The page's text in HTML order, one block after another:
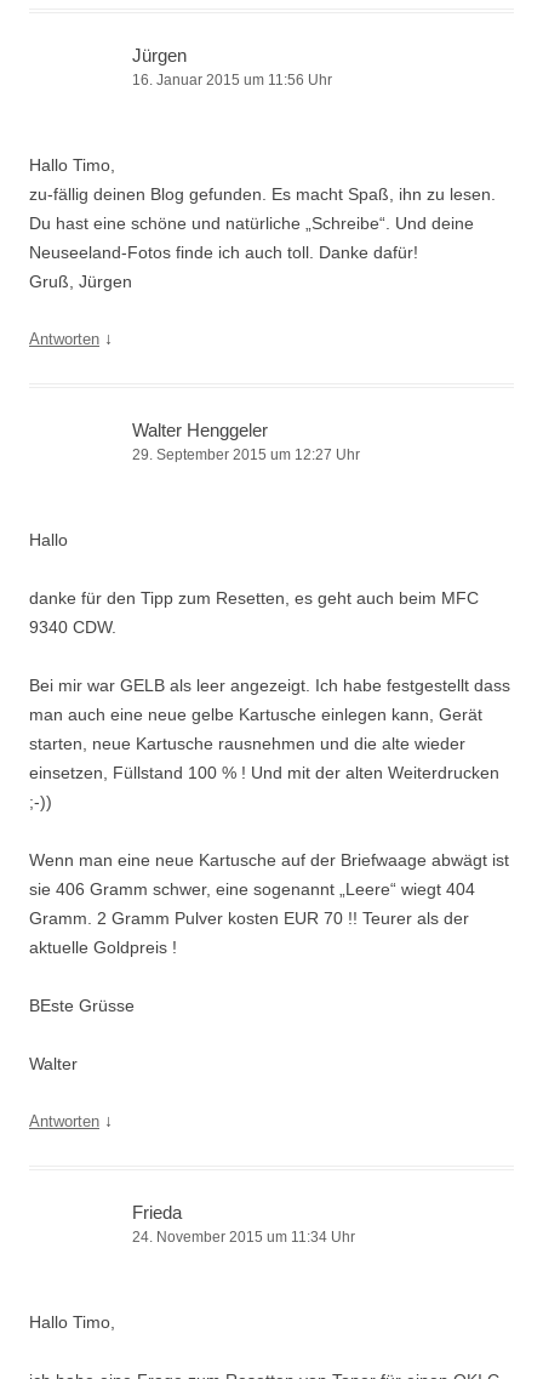
Jürgen
16. Januar 2015 um 11:56 Uhr
Hallo Timo,
zu-fällig deinen Blog gefunden. Es macht Spaß, ihn zu lesen.
Du hast eine schöne und natürliche „Schreibe“. Und deine
Neuseeland-Fotos finde ich auch toll. Danke dafür!
Gruß, Jürgen
Antworten ↓
Walter Henggeler
29. September 2015 um 12:27 Uhr
Hallo
danke für den Tipp zum Resetten, es geht auch beim MFC
9340 CDW.
Bei mir war GELB als leer angezeigt. Ich habe festgestellt dass
man auch eine neue gelbe Kartusche einlegen kann, Gerät
starten, neue Kartusche rausnehmen und die alte wieder
einsetzen, Füllstand 100 % ! Und mit der alten Weiterdrucken
;-))
Wenn man eine neue Kartusche auf der Briefwaage abwägt ist
sie 406 Gramm schwer, eine sogenannt „Leere“ wiegt 404
Gramm. 2 Gramm Pulver kosten EUR 70 !! Teurer als der
aktuelle Goldpreis !
BEste Grüsse
Walter
Antworten ↓
Frieda
24. November 2015 um 11:34 Uhr
Hallo Timo,